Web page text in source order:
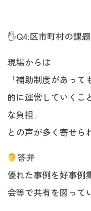
🖐️Q4:区市町村の課
現場からは
「補助制度があっ
的に運営していくこ
な負担」
との声が多く寄せら
答弁
優れた事例を好事例
会等で共有を図って